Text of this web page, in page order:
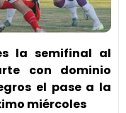
la semifinal al
con dominio
el pase a la
miércoles